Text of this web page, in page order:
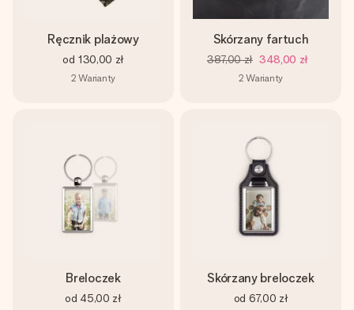
Ręcznik plażowy
od 130,00 zł
2 Warianty
Skórzany fartuch
387,00 zł 348,00 zł
2 Warianty
Breloczek
od 45,00 zł
Skórzany breloczek
od 67,00 zł